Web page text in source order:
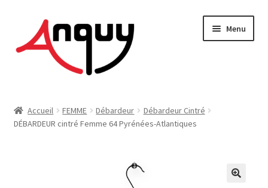
la
contenu
Menu
HOMME
Accueil FEMME Débardeur
Débardeur Cintré
DÉBARDEUR cintré Femme 64 Pyrénées-Atlantiques